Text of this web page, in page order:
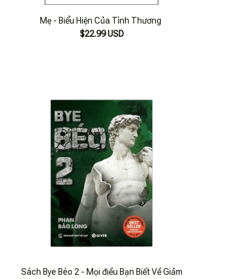
Mẹ - Biểu Hiện Của Tình Thương
$22.99 USD
Sách Bye Béo 2 - Mọi điều Bạn Biết Về Giảm